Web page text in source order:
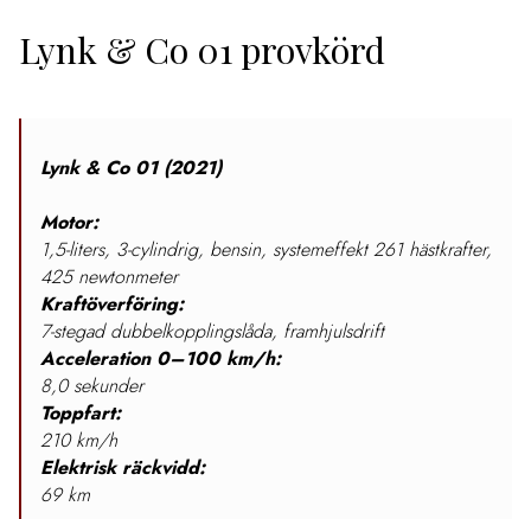
Lynk & Co 01 provkörd
Lynk & Co 01 (2021)
Motor:
1,5-liters, 3-cylindrig, bensin, systemeffekt 261 hästkrafter,
425 newtonmeter
Kraftöverföring:
7-stegad dubbelkopplingslåda, framhjulsdrift
Acceleration 0–100 km/h:
8,0 sekunder
Toppfart:
210 km/h
Elektrisk räckvidd:
69 km